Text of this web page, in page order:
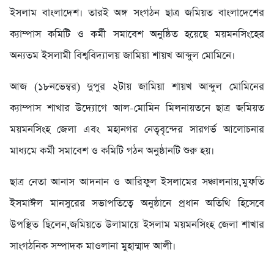
ইসলাম বাংলাদেশ। তারই অঙ্গ সংগঠন ছাত্র জমিয়ত বাংলাদেশের
ক্যাম্পাস কমিটি ও কর্মী সমাবেশ অনুষ্ঠিত হয়েছে ময়মনসিংহের
অন্যতম ইসলামী বিশ্ববিদ্যালয় জামিয়া শায়খ আব্দুল মোমিনে।
আজ (১৮নভেম্বর) দুপুর ২টায় জামিয়া শায়খ আব্দুল মোমিনের
ক্যাম্পাস শাখার উদ্যোগে আল-মোমিন মিলনায়তনে ছাত্র জমিয়ত
ময়মনসিংহ জেলা এবং মহানগর নেতৃবৃন্দের সারগর্ভ আলোচনার
মাধ্যমে কর্মী সমাবেশ ও কমিটি গঠন অনুষ্ঠানটি শুরু হয়।
ছাত্র নেতা আনাস আদনান ও আরিফুল ইসলামের সঞ্চালনায়,মুফতি
ইসমাঈল মানসুরের সভাপতিত্বে অনুষ্ঠানে প্রধান অতিথি হিসেবে
উপস্থিত ছিলেন,জমিয়তে উলামায়ে ইসলাম ময়মনসিংহ জেলা শাখার
সাংগঠনিক সম্পাদক মাওলানা মুহাম্মাদ আলী।